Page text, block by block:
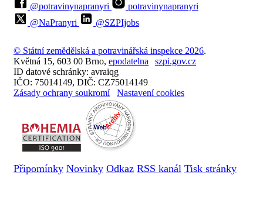
@potravinynapranyri
potravinynapranyri
@NaPranyri
@SZPIjobs
© Státní zemědělská a potravinářská inspekce 2026.
Květná 15, 603 00 Brno, epodatelna
szpi.gov.cz
ID datové schránky: avraiqg
IČO: 75014149, DIČ: CZ75014149
Zásady ochrany soukromí
Nastavení cookies
Připomínky Novinky Odkaz RSS kanál Tisk stránky